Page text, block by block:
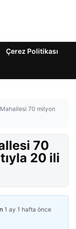
Çerez Politikası
Mahallesi 70 milyon
70
20 ili
1 ay 1 hafta önce